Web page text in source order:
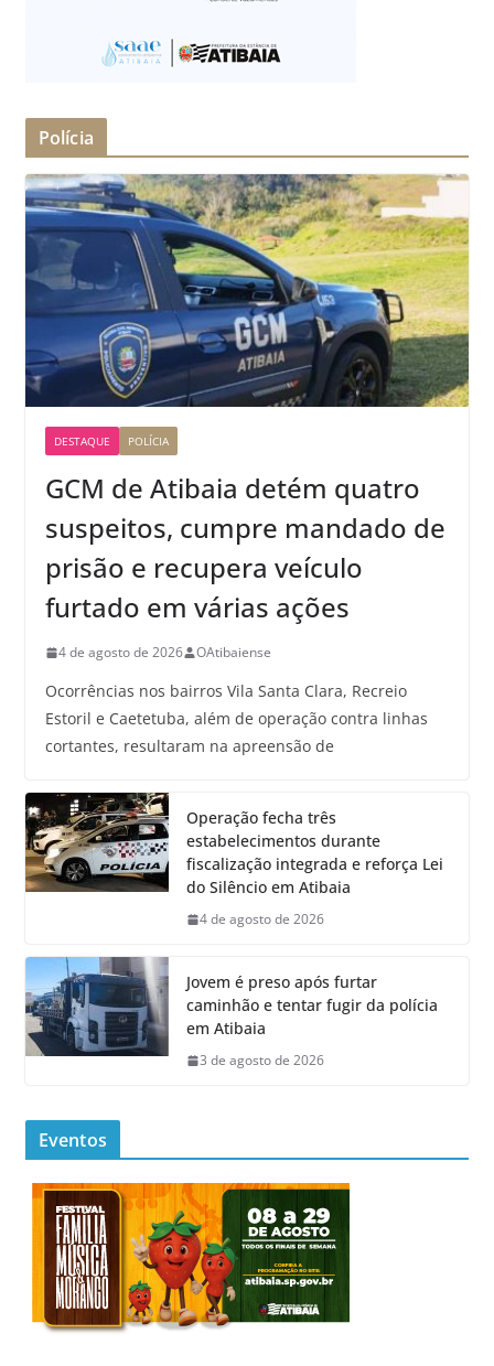
Polícia
DESTAQUE POLÍCIA
GCM de Atibaia detém quatro
suspeitos, cumpre mandado de
prisão e recupera veículo
furtado em várias ações
4 de agosto de 2026 OAtibaiense
Ocorrências nos bairros Vila Santa Clara, Recreio
Estoril e Caetetuba, além de operação contra linhas
cortantes, resultaram na apreensão de
Operação fecha três
estabelecimentos durante
fiscalização integrada e reforça Lei
do Silêncio em Atibaia
4 de agosto de 2026
Jovem é preso após furtar
caminhão e tentar fugir da polícia
em Atibaia
3 de agosto de 2026
Eventos